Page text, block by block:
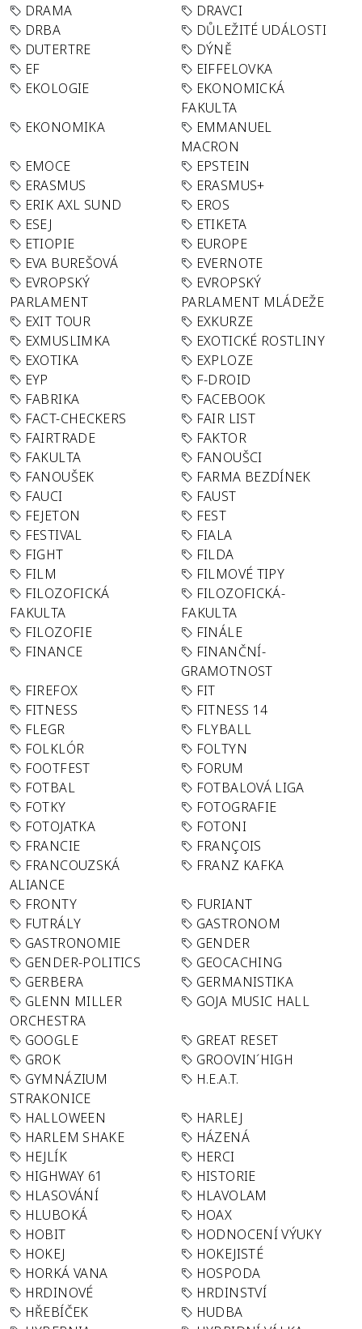
DRAMA
DRAVCI
DRBA
DŮLEŽITÉ UDÁLOSTI
DUTERTRE
DÝNĚ
EF
EIFFELOVKA
EKOLOGIE
EKONOMICKÁ
FAKULTA
EKONOMIKA
EMMANUEL
MACRON
EMOCE
EPSTEIN
ERASMUS
ERASMUS+
ERIK AXL SUND
EROS
ESEJ
ETIKETA
ETIOPIE
EUROPE
EVA BUREŠOVÁ
EVERNOTE
EVROPSKÝ
PARLAMENT
EVROPSKÝ
PARLAMENT MLÁDEŽE
EXIT TOUR
EXKURZE
EXMUSLIMKA
EXOTICKÉ ROSTLINY
EXOTIKA
EXPLOZE
EYP
F-DROID
FABRIKA
FACEBOOK
FACT-CHECKERS
FAIR LIST
FAIRTRADE
FAKTOR
FAKULTA
FANOUŠCI
FANOUŠEK
FARMA BEZDÍNEK
FAUCI
FAUST
FEJETON
FEST
FESTIVAL
FIALA
FIGHT
FILDA
FILM
FILMOVÉ TIPY
FILOZOFICKÁ
FAKULTA
FILOZOFICKÁ-
FAKULTA
FILOZOFIE
FINÁLE
FINANCE
FINANČNÍ-
GRAMOTNOST
FIREFOX
FIT
FITNESS
FITNESS 14
FLEGR
FLYBALL
FOLKLÓR
FOLTYN
FOOTFEST
FORUM
FOTBAL
FOTBALOVÁ LIGA
FOTKY
FOTOGRAFIE
FOTOJATKA
FOTONI
FRANCIE
FRANÇOIS
FRANCOUZSKÁ
ALIANCE
FRANZ KAFKA
FRONTY
FURIANT
FUTRÁLY
GASTRONOM
GASTRONOMIE
GENDER
GENDER-POLITICS
GEOCACHING
GERBERA
GERMANISTIKA
GLENN MILLER
ORCHESTRA
GOJA MUSIC HALL
GOOGLE
GREAT RESET
GROK
GROOVIN´HIGH
GYMNÁZIUM
STRAKONICE
H.E.A.T.
HALLOWEEN
HARLEJ
HARLEM SHAKE
HÁZENÁ
HEJLÍK
HERCI
HIGHWAY 61
HISTORIE
HLASOVÁNÍ
HLAVOLAM
HLUBOKÁ
HOAX
HOBIT
HODNOCENÍ VÝUKY
HOKEJ
HOKEJISTÉ
HORKÁ VANA
HOSPODA
HRDINOVÉ
HRDINSTVÍ
HŘEBÍČEK
HUDBA